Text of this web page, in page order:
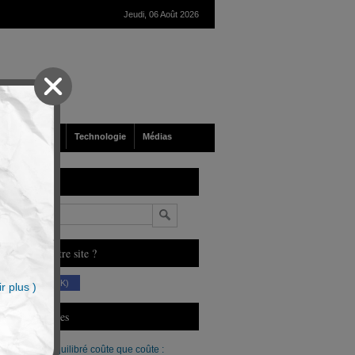
Jeudi, 06 Août 2026
Société Technologie Médias
Vous aimez notre site ?
(230 K)
Derniers Articles
Un budget équilibré coûte que coûte :
plus )